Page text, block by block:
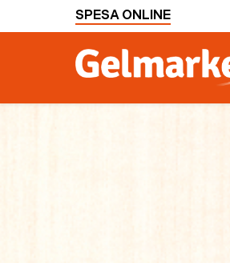
SPESA ONLINE